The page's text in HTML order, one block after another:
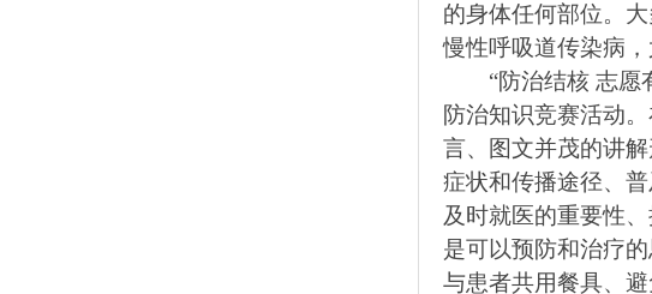
的身体任何部位。
慢性呼吸道传染病
“防治结核 志愿
防治知识竞赛活动
言、图文并茂的讲
症状和传播途径、
及时就医的重要性
是可以预防和治疗
与患者共用餐具、避